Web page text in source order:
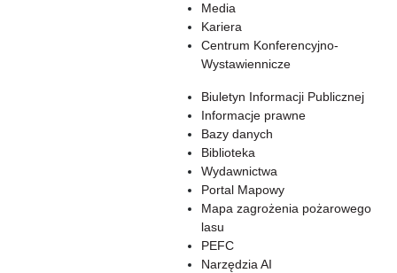
Media
Kariera
Centrum Konferencyjno-
Wystawiennicze
Biuletyn Informacji Publicznej
Informacje prawne
Bazy danych
Biblioteka
Wydawnictwa
Portal Mapowy
Mapa zagrożenia pożarowego
lasu
PEFC
Narzędzia AI